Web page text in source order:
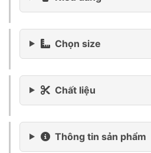
Chọn size
Chất liệu
Thông tin sản phẩm